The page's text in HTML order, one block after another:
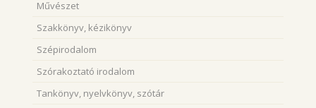
Művészet
Szakkönyv, kézikönyv
Szépirodalom
Szórakoztató irodalom
Tankönyv, nyelvkönyv, szótár